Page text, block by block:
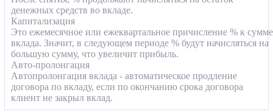
денежных средств во вкладе.
Капитализация
Это ежемесячное или ежеквартальное причисление % к сумме
вклада. Значит, в следующем периоде % будут начисляться на
большую сумму, что увеличит прибыль.
Авто-пролонгация
Автопролонгация вклада - автоматическое продление
договора по вкладу, если по окончанию срока договора
клиент не закрыл вклад.